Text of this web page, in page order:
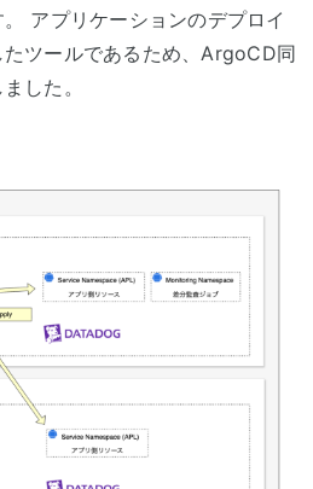
アプリケーションのデプロイ
ツールであるため、ArgoCD同
した。